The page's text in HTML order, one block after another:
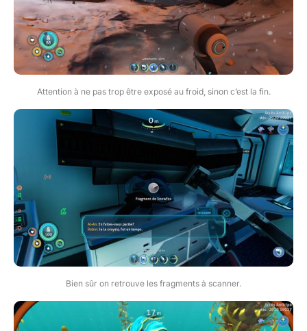
Attention à ne pas trop être exposé au froid, sinon c’est la fin.
Bien sûr on retrouve les fragments à scanner.